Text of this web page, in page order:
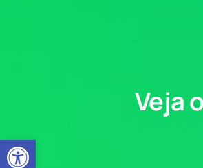
Abrir a barra de
Vejao